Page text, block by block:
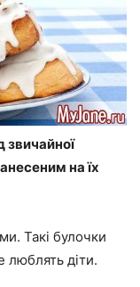
звичайної
на їх
Такі булочки
люблять діти.